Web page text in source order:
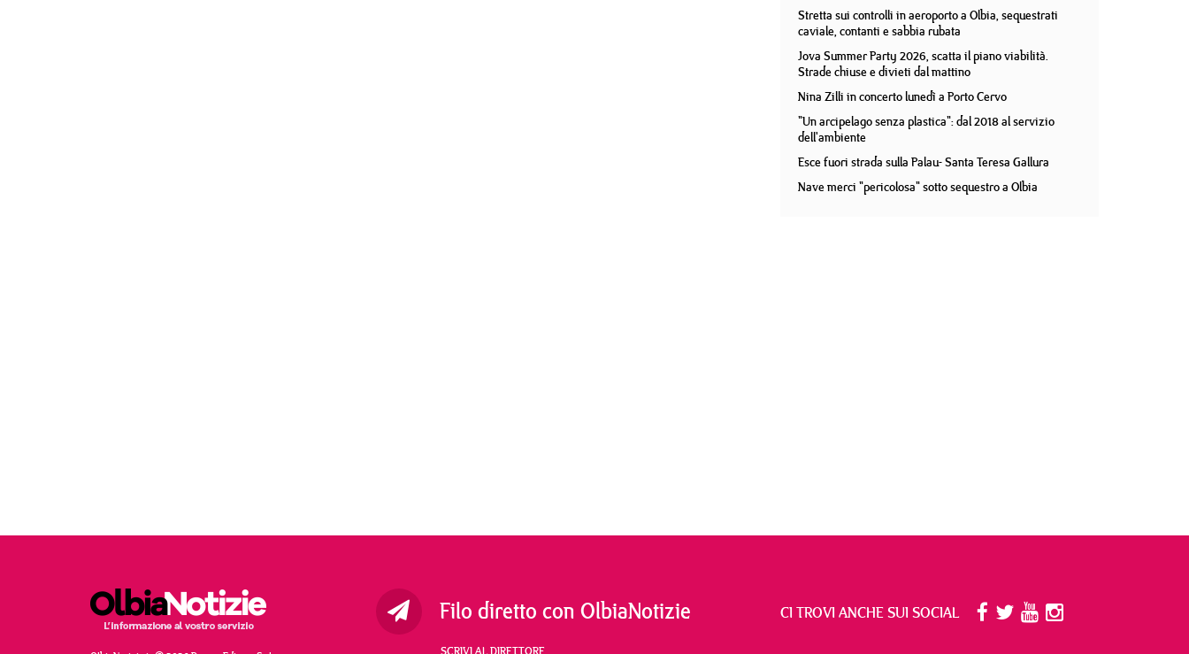
Stretta sui controlli in aeroporto a Olbia, sequestrati
caviale, contanti e sabbia rubata
Jova Summer Party 2026, scatta il piano viabilità.
Strade chiuse e divieti dal mattino
Nina Zilli in concerto lunedì a Porto Cervo
"Un arcipelago senza plastica": dal 2018 al servizio
dell'ambiente
Esce fuori strada sulla Palau- Santa Teresa Gallura
Nave merci "pericolosa" sotto sequestro a Olbia
Filo diretto con OlbiaNotizie
SCRIVI AL DIRETTORE
CI TROVI ANCHE SUI SOCIAL